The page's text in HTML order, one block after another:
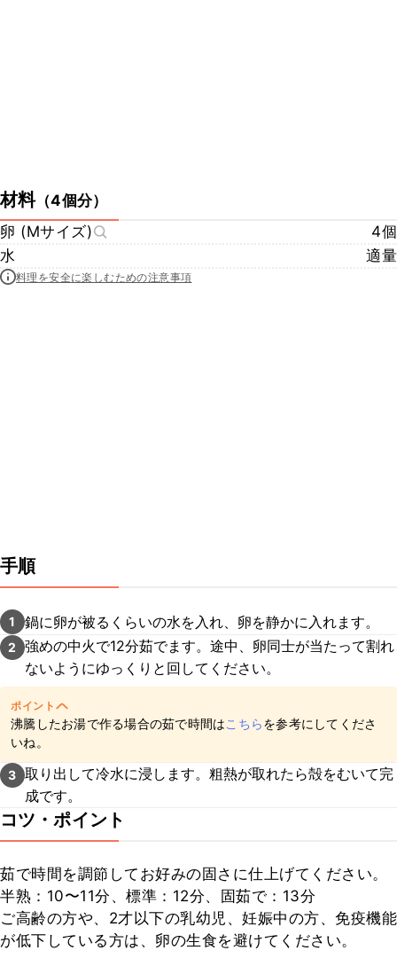
材料（4個分）
卵 (Mサイズ)
4個
水
適量
料理を安全に楽しむための注意事項
手順
1 鍋に卵が被るくらいの水を入れ、卵を静かに入れます。
2
強めの中火で12分茹でます。途中、卵同士が当たって割れ
ないようにゆっくりと回してください。
ポイント
沸騰したお湯で作る場合の茹で時間はこちらを参考にしてくださ
いね。
3 取り出して冷水に浸します。粗熱が取れたら殻をむいて完
成です。
コツ・ポイント
茹で時間を調節してお好みの固さに仕上げてください。
半熟：10〜11分、標準：12分、固茹で：13分
ご高齢の方や、2才以下の乳幼児、妊娠中の方、免疫機能
が低下している方は、卵の生食を避けてください。